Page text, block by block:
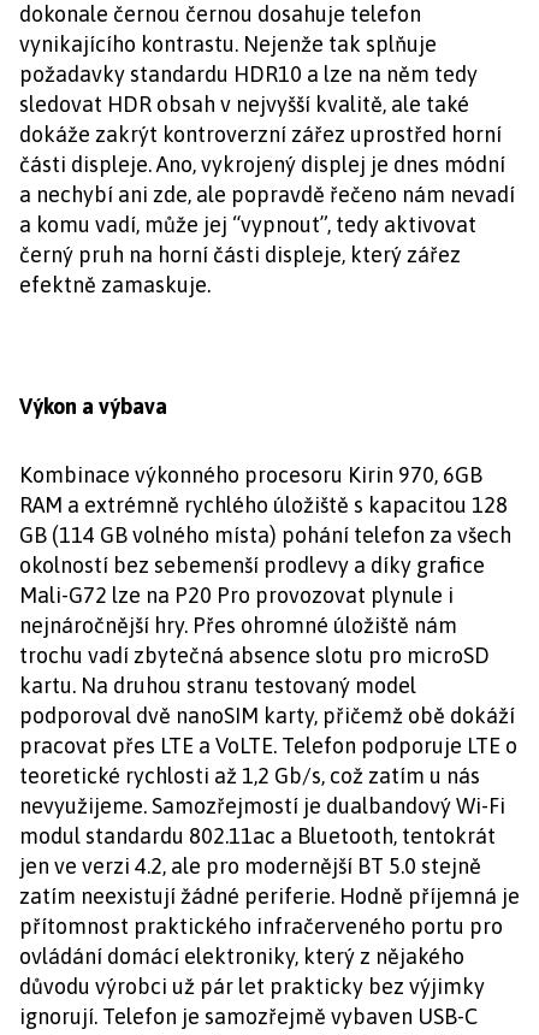
dokonale černou černou dosahuje telefon
vynikajícího kontrastu. Nejenže tak splňuje
požadavky standardu HDR10 a lze na něm tedy
sledovat HDR obsah v nejvyšší kvalitě, ale také
dokáže zakrýt kontroverzní zářez uprostřed horní
části displeje. Ano, vykrojený displej je dnes módní
a nechybí ani zde, ale popravdě řečeno nám nevadí
a komu vadí, může jej “vypnout”, tedy aktivovat
černý pruh na horní části displeje, který zářez
efektně zamaskuje.
Výkon a výbava
Kombinace výkonného procesoru Kirin 970, 6GB
RAM a extrémně rychlého úložiště s kapacitou 128
GB (114 GB volného místa) pohání telefon za všech
okolností bez sebemenší prodlevy a díky grafice
Mali-G72 lze na P20 Pro provozovat plynule i
nejnáročnější hry. Přes ohromné úložiště nám
trochu vadí zbytečná absence slotu pro microSD
kartu. Na druhou stranu testovaný model
podporoval dvě nanoSIM karty, přičemž obě dokáží
pracovat přes LTE a VoLTE. Telefon podporuje LTE o
teoretické rychlosti až 1,2 Gb/s, což zatím u nás
nevyužijeme. Samozřejmostí je dualbandový Wi-Fi
modul standardu 802.11ac a Bluetooth, tentokrát
jen ve verzi 4.2, ale pro modernější BT 5.0 stejně
zatím neexistují žádné periferie. Hodně příjemná je
přítomnost praktického infračerveného portu pro
ovládání domácí elektroniky, který z nějakého
důvodu výrobci už pár let prakticky bez výjimky
ignorují. Telefon je samozřejmě vybaven USB-C